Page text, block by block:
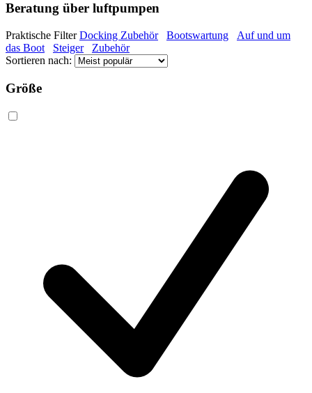
Beratung über luftpumpen
Praktische FilterDocking Zubehör Bootswartung
Auf und um
das Boot
Steiger
Zubehör
Sortieren nach:
Größe